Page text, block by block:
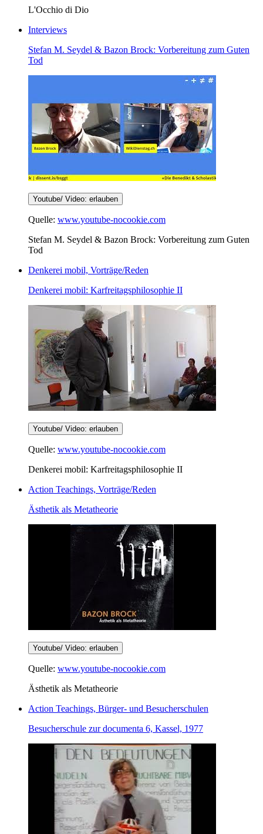
L'Occhio di Dio
Interviews
Stefan M. Seydel & Bazon Brock: Vorbereitung zum Guten
Tod
Youtube/ Video: erlauben
Quelle: www.youtube-nocookie.com
Stefan M. Seydel & Bazon Brock: Vorbereitung zum Guten
Tod
Denkerei mobil, Vorträge/Reden
Denkerei mobil: Karfreitagsphilosophie II
Youtube/ Video: erlauben
Quelle: www.youtube-nocookie.com
Denkerei mobil: Karfreitagsphilosophie II
Action Teachings, Vorträge/Reden
Ästhetik als Metatheorie
Youtube/ Video: erlauben
Quelle: www.youtube-nocookie.com
Ästhetik als Metatheorie
Action Teachings, Bürger- und Besucherschulen
Besucherschule zur documenta 6, Kassel, 1977